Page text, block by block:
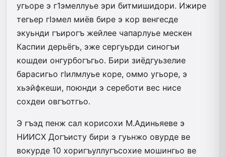
угьоре э г1эмеллуье эри битмишидори. Ижире
тегьер гIэмел миёв бире э кор венгесде
экуьнди гъирогъ жейлее чапарлуье мескен
Каспии дерьёгь, эже сергуьрди синогъи
кошдеи онгурбогъгьо. Бири зиёдгуьзелие
барасигьо гIилмлуье коре, оммо угьоре, э
хьэйфкеши, поюнди э сереботи вес нисе
сохдеи овгъотгьо.
Э гъэд пенж сал корисохи М.Адиньяеве э
НИИСХ Догъисту бири э гуьнжо овурде ве
вокурде 10 хоригъуллугъсохие мошингьо ве